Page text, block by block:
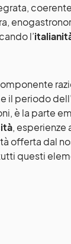
l’
il periodo
è la parte
, esperienze
offerta dal
questi